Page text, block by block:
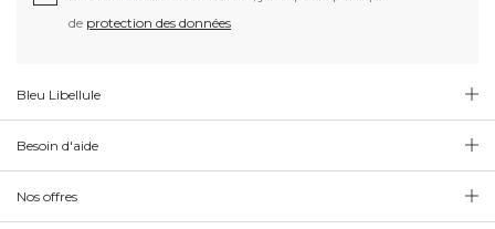
de protection des données
Bleu Libellule
Besoin d'aide
Nos offres